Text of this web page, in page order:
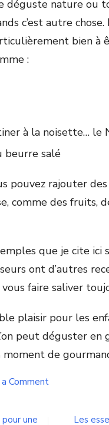
déguste nature ou
c’est autre
bien à
:
à la noisette… le
beurre salé
pouvez rajouter
comme des fruits,
que je cite ici
ont d’autres
faire saliver
plaisir pour les
peut déguster
de
Commenton
une
Les